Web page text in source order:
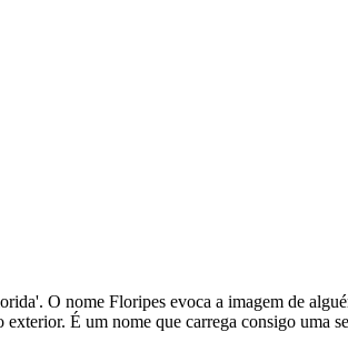
O nome Floripes evoca a imagem de
É um nome que carrega consigo uma